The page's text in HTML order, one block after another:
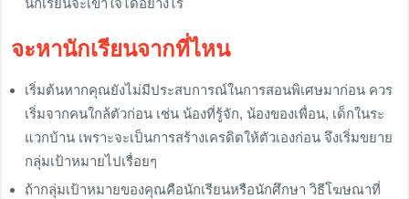
นักเรียนจะเข้าใจได้อย่างไร
จะหานักเรียนจากที่ไหน
เริ่มต้นหากคุณยังไม่มีประสบการณ์ในการสอนพิเศษมาก่อน ควร
เริ่มจากคนใกล้ตัวก่อน เช่น น้องที่รู้จัก, น้องของเพื่อน, เด็กในระ
แวกบ้าน เพราะจะเป็นการสร้างเครดิตให้ตัวเองก่อน จึงเริ่มขยาย
กลุ่มเป้าหมายไปเรื่อยๆ
ถ้ากลุ่มเป้าหมายของคุณคือนักเรียนหรือนักศึกษา วิธีโฆษณาที่